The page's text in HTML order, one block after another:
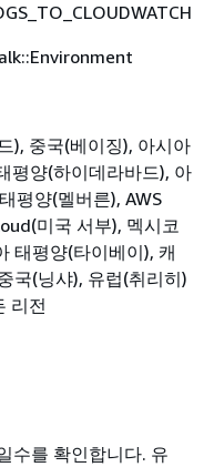
), 중국(베이징), 아시아
평양(하이데라바드), 아
평양(멜버른), AWS
미국 서부), 멕시코
태평양(타이베이), 캐
국(닝샤), 유럽(취리히)
리전
수를 확인합니다. 유